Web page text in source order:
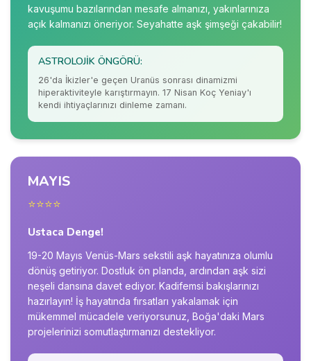
kavuşumu bazılarından mesafe almanızı, yakınlarınıza
açık kalmanızı öneriyor. Seyahatte aşk şimşeği çakabilir!
ASTROLOJIK ÖNGÖRÜ:
26'da İkizler'e geçen Uranüs sonrası dinamizmi
hiperaktiviteyle karıştırmayın. 17 Nisan Koç Yeniay'ı
kendi ihtiyaçlarınızı dinleme zamanı.
MAYIS
⭐⭐⭐⭐
Ustaca Denge!
19-20 Mayıs Venüs-Mars sekstili aşk hayatınıza olumlu
dönüş getiriyor. Dostluk ön planda, ardından aşk sizi
neşeli dansına davet ediyor. Kadifemsi bakışlarınızı
hazırlayın! İş hayatında fırsatları yakalamak için
mükemmel mücadele veriyorsunuz, Boğa'daki Mars
projelerinizi somutlaştırmanızı destekliyor.